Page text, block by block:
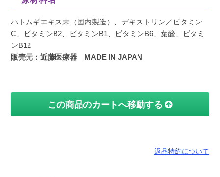
ハトムギエキス末（国内製造）、デキストリン／ビタミン
C、ビタミンB2、ビタミンB1、ビタミンB6、葉酸、ビタミ
ンB12
販売元：近藤医療器 MADE IN JAPAN
この商品のカートへ移動する
返品特約について